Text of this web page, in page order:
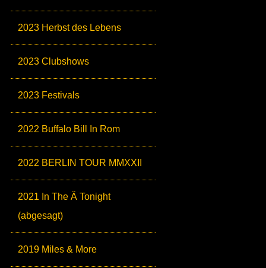
2023 Herbst des Lebens
2023 Clubshows
2023 Festivals
2022 Buffalo Bill In Rom
2022 BERLIN TOUR MMXXII
2021 In The Ä Tonight
(abgesagt)
2019 Miles & More